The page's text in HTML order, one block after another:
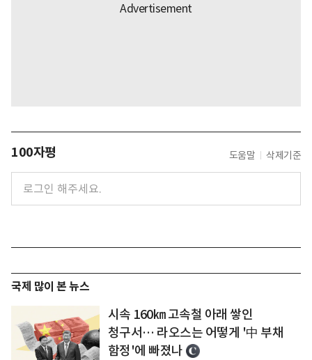
100자평 도움말 삭제기준
국제 많이 본 뉴스
시속 160㎞ 고속철 아래 쌓인
청구서… 라오스는 어떻게 '中 부채
함정'에 빠졌나